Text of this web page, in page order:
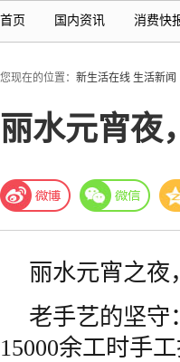
首页 国内资讯 消费快
您现在的位置： 新生活在线 生活新闻
丽水元宵夜
丽水元宵之夜
老手艺的坚守
15000余工时手